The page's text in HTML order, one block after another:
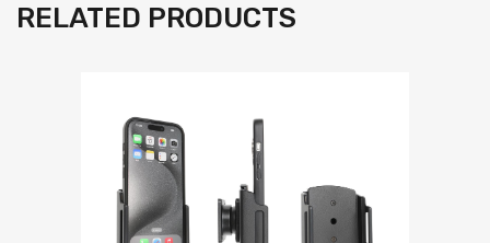
RELATED PRODUCTS